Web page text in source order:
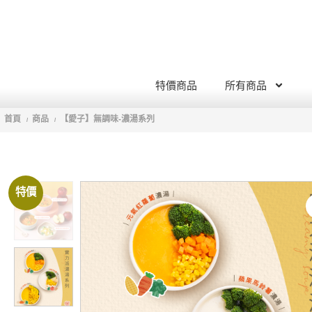
特價商品 所有商品
首頁 / 商品 / 【愛子】無調味-濃湯系列
特價